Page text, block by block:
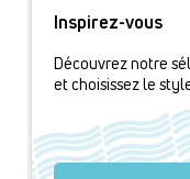
Inspirez-vous
Découvrez notre
et choisissez le